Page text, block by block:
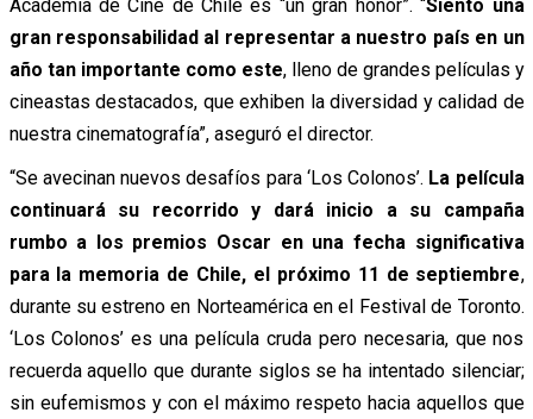
Academia de Cine de Chile es “un gran honor”. “Siento una
gran responsabilidad al representar a nuestro país en un
año tan importante como este, lleno de grandes películas y
cineastas destacados, que exhiben la diversidad y calidad de
nuestra cinematografía”, aseguró el director.
“Se avecinan nuevos desafíos para ‘Los Colonos’. La película
continuará su recorrido y dará inicio a su campaña
rumbo a los premios Oscar en una fecha significativa
para la memoria de Chile, el próximo 11 de septiembre,
durante su estreno en Norteamérica en el Festival de Toronto.
‘Los Colonos’ es una película cruda pero necesaria, que nos
recuerda aquello que durante siglos se ha intentado silenciar;
sin eufemismos y con el máximo respeto hacia aquellos que